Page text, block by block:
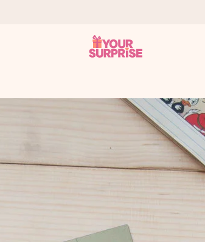
právě v tu správnou chvíli, kdy na tom
4,8.
fotografií nebo vzkazem, který doopravdy